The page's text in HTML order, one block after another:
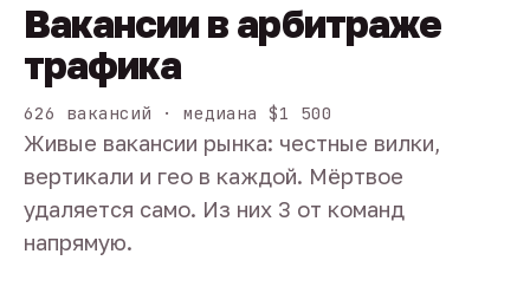
Вакансии в арбитраже
трафика
626 вакансий · медиана $1 500
Живые вакансии рынка: честные вилки,
вертикали и гео в каждой. Мёртвое
удаляется само. Из них 3 от команд
напрямую.